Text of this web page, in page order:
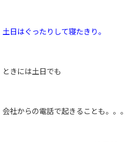
土日はぐったりして寝たきり。
ときには土日でも
会社からの電話で起きることも。。。